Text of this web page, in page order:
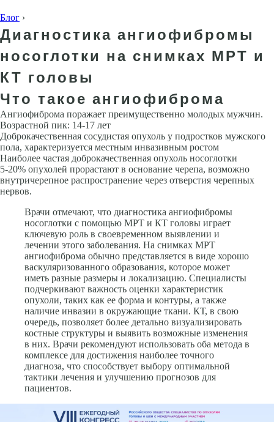
Блог ›
Диагностика ангиофибромы
носоглотки на снимках МРТ и
КТ головы
Что такое ангиофиброма
Ангиофиброма поражает преимущественно молодых муж­чин.
Возрастной пик: 14-17 лет
Доброкачественная сосудистая опухоль у подростков мужского
пола, ха­рактеризуется местным инвазивным ростом
Наиболее частая доброка­чественная опухоль носоглотки
5-20% опухолей прорастают в основа­ние черепа, возможно
внутричерепное распространение через отверстия черепных
нервов.
Врачи отмечают, что диагностика ангиофибромы
носоглотки с помощью МРТ и КТ головы играет
ключевую роль в своевременном выявлении и
лечении этого заболевания. На снимках МРТ
ангиофиброма обычно представляется в виде хорошо
васкуляризованного образования, которое может
иметь разные размеры и локализацию. Специалисты
подчеркивают важность оценки характеристик
опухоли, таких как ее форма и контуры, а также
наличие инвазии в окружающие ткани. КТ, в свою
очередь, позволяет более детально визуализировать
костные структуры и выявить возможные изменения
в них. Врачи рекомендуют использовать оба метода в
комплексе для достижения наиболее точного
диагноза, что способствует выбору оптимальной
тактики лечения и улучшению прогнозов для
пациентов.